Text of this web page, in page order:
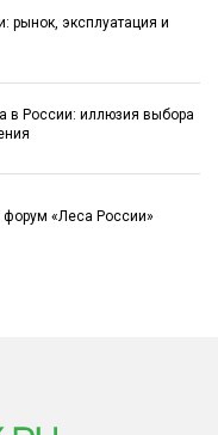
рынок, эксплуатация и
в России: иллюзия выбора
«Леса России»